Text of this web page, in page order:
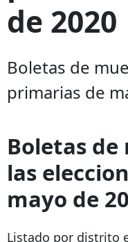
de 2020
Boletas de
primarias de
Boletas
las
mayo de
Listado por distrito